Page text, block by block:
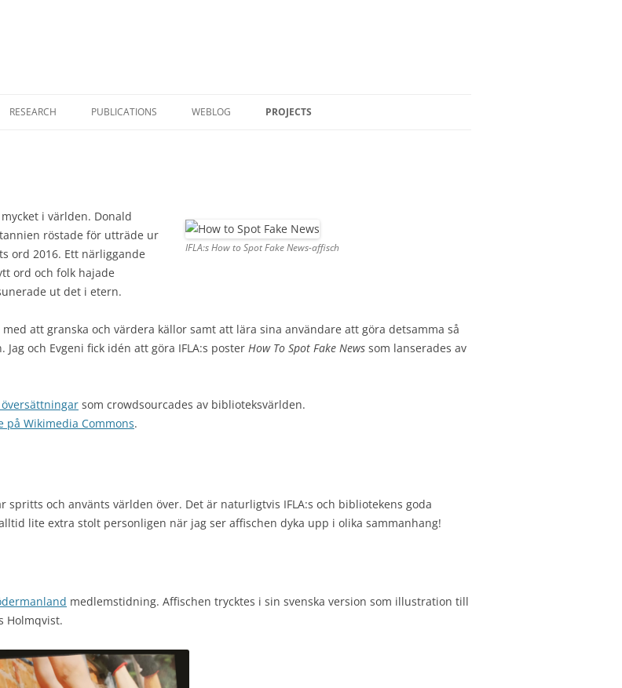
till
RESEARCH PUBLICATIONS WEBLOG
HAUTE LECTURE
PROJECTS
DATA DETOX BAR
LISTOR
IFLA:s How to Spot Fake News-affisch
i världen. Donald
röstade för utträde ur
ord 2016. Ett närliggande
ord och folk hajade
ut det i etern.
att granska och värdera källor samt att lära sina användare att göra detsamma så
och Evgeni fick idén att göra IFLA:s poster How To Spot Fake News som lanserades av
som crowdsourcades av biblioteksvärlden.
på Wikimedia Commons.
och använts världen över. Det är naturligtvis IFLA:s och bibliotekens goda
lite extra stolt personligen när jag ser affischen dyka upp i olika sammanhang!
medlemstidning. Affischen trycktes i sin svenska version som illustration till
Holmqvist.